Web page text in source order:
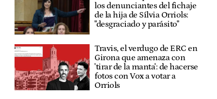
los denunciantes del fichaje
de la hija de Sílvia Orriols:
"desgraciado y parásito"
Travis, el verdugo de ERC en
Girona que amenaza con
'tirar de la manta': de hacerse
fotos con Vox a votar a
Orriols